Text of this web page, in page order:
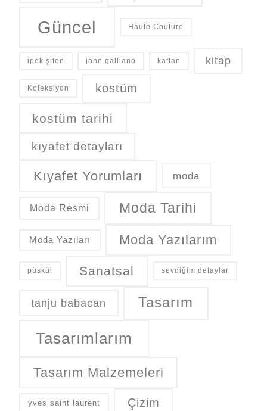
Güncel Haute Couture
ipek şifon john galliano kaftan kitap
Koleksiyon kostüm
kostüm tarihi
kıyafet detayları
Kıyafet Yorumları moda
Moda Resmi Moda Tarihi
Moda Yazıları Moda Yazılarım
püskül Sanatsal sevdiğim detaylar
tanju babacan Tasarım
Tasarımlarım
Tasarım Malzemeleri
yves saint laurent Çizim